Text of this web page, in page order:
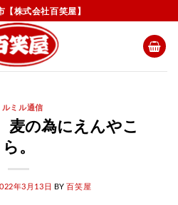
【株式会社百笑屋】
ルミル通信
の為にえんやこ
ら。
年3月13日 BY百笑屋